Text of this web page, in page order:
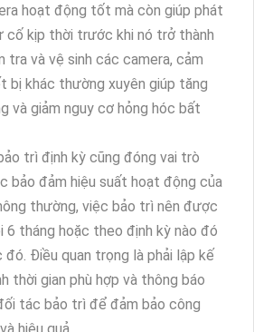
hoạt động tốt mà còn giúp phát
cố kịp thời trước khi nó trở thành
tra và vệ sinh các camera, cảm
bị khác thường xuyên giúp tăng
và giảm nguy cơ hỏng hóc bất
trì định kỳ cũng đóng vai trò
bảo đảm hiệu suất hoạt động của
thường, việc bảo trì nên được
tháng hoặc theo định kỳ nào đó
Điều quan trọng là phải lập kế
thời gian phù hợp và thông báo
tác bảo trì để đảm bảo công